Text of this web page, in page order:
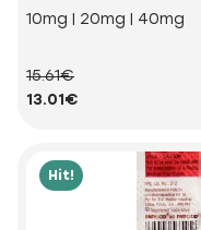
10mg | 20mg | 40mg
15.61€
13.01€
Hit!